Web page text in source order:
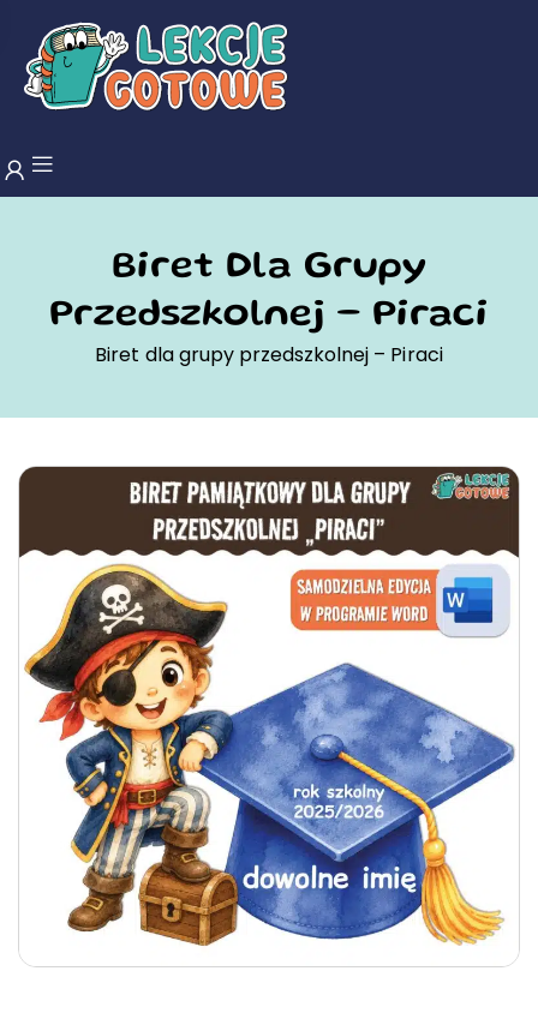
Biret Dla Grupy
Przedszkolnej – Piraci
Biret dla grupy przedszkolnej – Piraci